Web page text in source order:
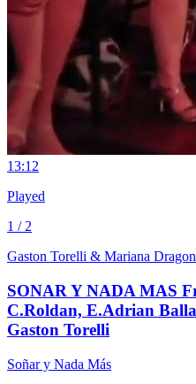
13:12
Played
1 / 2
Gaston Torelli & Mariana
SONAR Y NADA MAS
C.Roldan, E.Adrian
Gaston Torelli
Soñar y Nada Más